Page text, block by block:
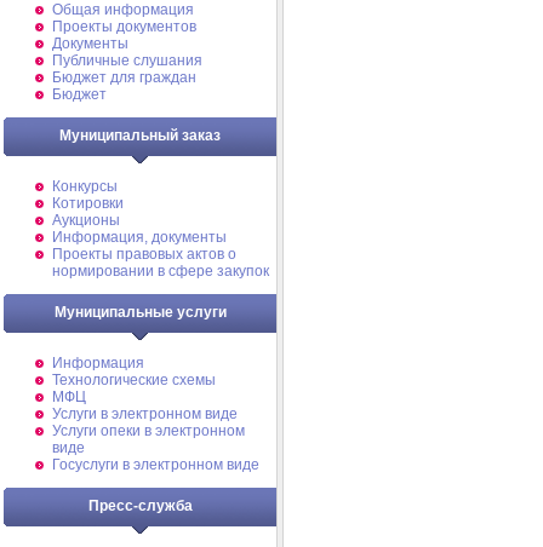
Общая информация
Проекты документов
Документы
Публичные слушания
Бюджет для граждан
Бюджет
Муниципальный заказ
Конкурсы
Котировки
Аукционы
Информация, документы
Проекты правовых актов о
нормировании в сфере закупок
Муниципальные услуги
Информация
Технологические схемы
МФЦ
Услуги в электронном виде
Услуги опеки в электронном
виде
Госуслуги в электронном виде
Пресс-служба